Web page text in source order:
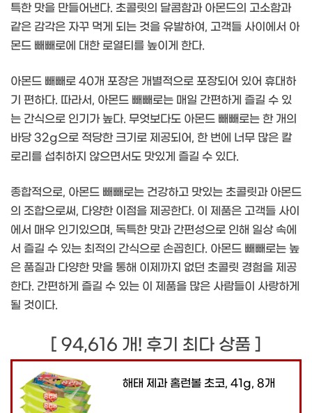
특한 맛을 만들어낸다. 초콜릿의 달콤함과 아몬드의 고소함과
같은 감각은 자꾸 먹게 되는 것을 유발하여, 고객들 사이에서 아
몬드 빼빼로에 대한 로열티를 높이게 한다.
아몬드 빼빼로 40개 포장은 개별적으로 포장되어 있어 휴대하
기 편하다. 따라서, 아몬드 빼빼로는 매일 간편하게 즐길 수 있
는 간식으로 인기가 높다. 무엇보다도 아몬드 빼빼로는 한 개의
바당 32g으로 적당한 크기로 제공되어, 한 번에 너무 많은 칼
로리를 섭취하지 않으면서도 맛있게 즐길 수 있다.
종합적으로, 아몬드 빼빼로는 건강하고 맛있는 초콜릿과 아몬드
의 조합으로써, 다양한 이점을 제공한다. 이 제품은 고객들 사이
에서 매우 인기있으며, 독특한 맛과 간편성으로 인해 일상 속에
서 즐길 수 있는 최적의 간식으로 손꼽힌다. 아몬드 빼빼로는 높
은 품질과 다양한 맛을 통해 이제까지 없던 초콜릿 경험을 제공
한다. 간편하게 즐길 수 있는 이 제품을 많은 사람들이 사랑하게
될 것이다.
[ 94,616 개! 후기 최다 상품 ]
해태 제과 홈런볼 초코, 41g, 8개